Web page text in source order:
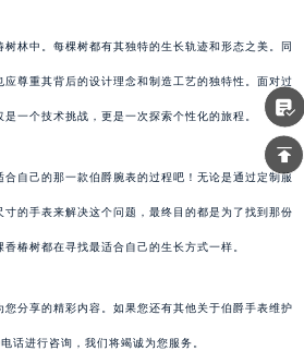
林中。每棵树都有其独特的生长轨迹和形态之美。同
尊重其背后的设计理念和制造工艺的独特性。面对过
一个技术挑战，更是一次探索个性化的旅程。
自己的那一款伯爵腕表的过程吧！无论是通过定制服
的手表来解决这个问题，最终目的都是为了找到那份
椿树都在寻找最适合自己的生长方式一样。
您分享的精彩内容。如果您还有其他关于伯爵手表维护
话进行咨询，我们将竭诚为您服务。